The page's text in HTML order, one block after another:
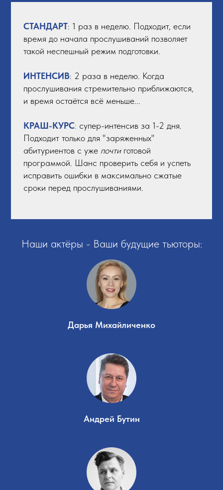
СТАНДАРТ: 1 раз в неделю. Подходит, если
время до начала прослушиваний позволяет
такой неспешный режим подготовки.
ИНТЕНСИВ: 2 раза в неделю. Когда
прослушивания стремительно приближаются,
и время остаётся всё меньше...
КРАШ-КУРС: супер-интенсив за 1-2 дня.
Подходит только для "заряженных"
абитуриентов с уже почти готовой
программой. Шанс проверить себя и успеть
исправить ошибки в максимально сжатые
сроки перед прослушиваниями.
Наши актёры - Ваши будущие тьюторы:
Дарья Михайличенко
Андрей Бутин